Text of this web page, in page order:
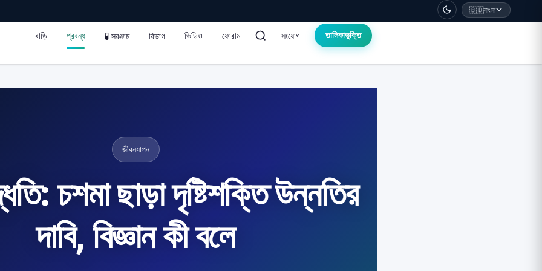
🇧🇩বাংলা
বাড়ি প্রবন্ধ 🧪 সরঞ্জাম বিভাগ ভিডিও ফোরাম সংযোগ তালিকাভুক্তি
জীবনযাপন
চশমা ছাড়া দৃষ্টিশক্তি উন্নতির
দাবি, বিজ্ঞান কী বলে